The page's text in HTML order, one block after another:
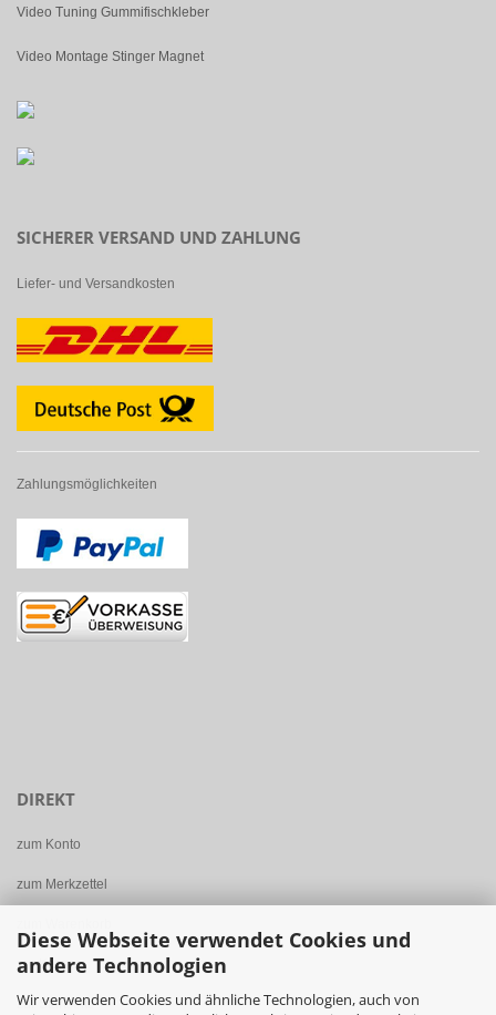
Diese Webseite verwendet Cookies und
andere Technologien
Wir verwenden Cookies und ähnliche Technologien, auch von
Video Tuning Gummifischkleber
Video Montage Stinger Magnet
SICHERER VERSAND UND ZAHLUNG
Liefer- und Versandkosten
Zahlungsmöglichkeiten
DIREKT
zum Konto
zum Merkzettel
zur Kasse
zur Startseite